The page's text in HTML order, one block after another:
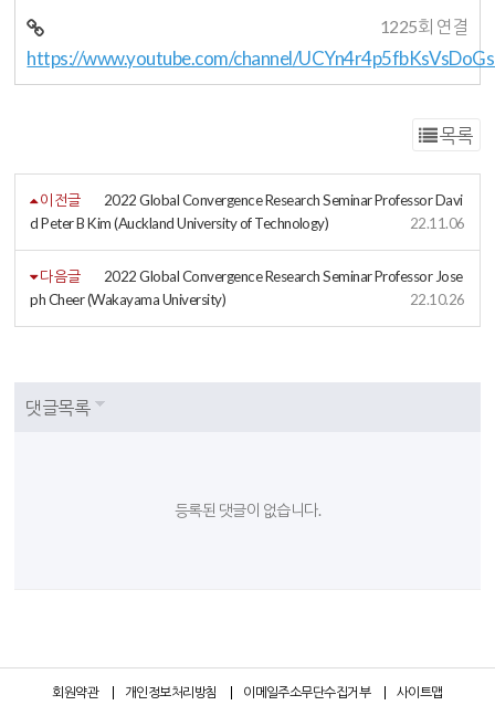
https://www.youtube.com/channel/
1225회 연결
목록
이전글
2022 Global Convergence Research Seminar Professor Davi
d Peter B Kim (Auckland University of Technology)
22.11.06
다음글
2022 Global Convergence Research Seminar Professor Jose
ph Cheer (Wakayama University)
22.10.26
댓글목록
등록된 댓글이 없습니다.
회원약관 개인정보처리방침 이메일주소무단수집거부 사이트맵